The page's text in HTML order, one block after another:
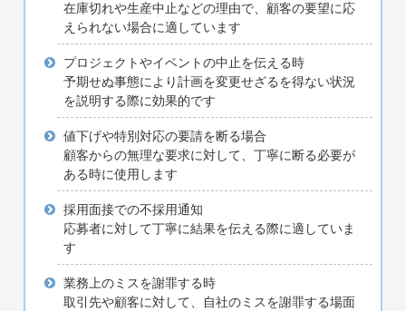
在庫切れや生産中止などの理由で、顧客の要望に応
えられない場合に適しています
プロジェクトやイベントの中止を伝える時
予期せぬ事態により計画を変更せざるを得ない状況
を説明する際に効果的です
値下げや特別対応の要請を断る場合
顧客からの無理な要求に対して、丁寧に断る必要が
ある時に使用します
採用面接での不採用通知
応募者に対して丁寧に結果を伝える際に適していま
す
業務上のミスを謝罪する時
取引先や顧客に対して、自社のミスを謝罪する場面